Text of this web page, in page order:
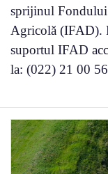
sprijinul Fondului
Agricolă (IFAD).
suportul IFAD
la: (022) 21 00